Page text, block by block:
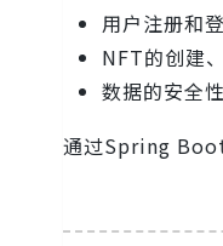
用户注册和登
NFT的创建
数据的安全
通过Spring Boot